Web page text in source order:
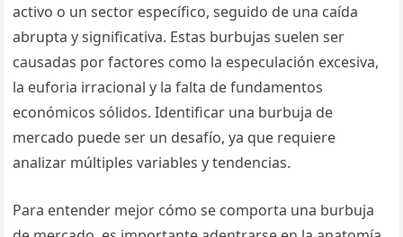
activo o un sector específico, seguido de una caída
abrupta y significativa. Estas burbujas suelen ser
causadas por factores como la especulación excesiva,
la euforia irracional y la falta de fundamentos
económicos sólidos. Identificar una burbuja de
mercado puede ser un desafío, ya que requiere
analizar múltiples variables y tendencias.
Para entender mejor cómo se comporta una burbuja